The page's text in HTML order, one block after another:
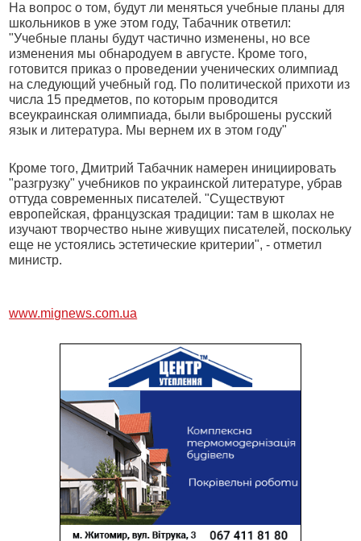
На вопрос о том, будут ли меняться учебные планы для
школьников в уже этом году, Табачник ответил:
"Учебные планы будут частично изменены, но все
изменения мы обнародуем в августе. Кроме того,
готовится приказ о проведении ученических олимпиад
на следующий учебный год. По политической прихоти из
числа 15 предметов, по которым проводится
всеукраинская олимпиада, были выброшены русский
язык и литература. Мы вернем их в этом году"
Кроме того, Дмитрий Табачник намерен инициировать
"разгрузку" учебников по украинской литературе, убрав
оттуда современных писателей. "Существуют
европейская, французская традиции: там в школах не
изучают творчество ныне живущих писателей, поскольку
еще не устоялись эстетические критерии", - отметил
министр.
www.mignews.com.ua